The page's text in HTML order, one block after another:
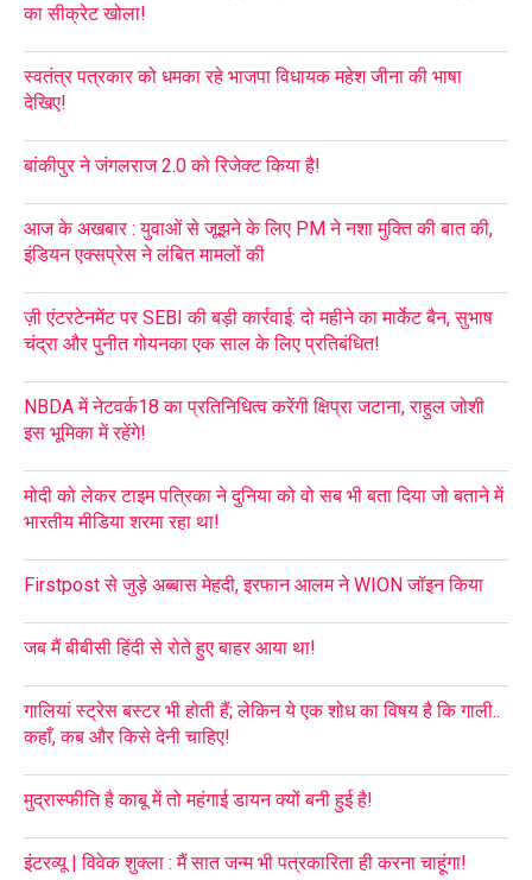
का सीक्रेट खोला!
स्वतंत्र पत्रकार को धमका रहे भाजपा विधायक महेश जीना की भाषा
देखिए!
बांकीपुर ने जंगलराज 2.0 को रिजेक्ट किया है!
आज के अखबार : युवाओं से जूझने के लिए PM ने नशा मुक्ति की बात की,
इंडियन एक्सप्रेस ने लंबित मामलों की
ज़ी एंटरटेनमेंट पर SEBI की बड़ी कार्रवाई: दो महीने का मार्केट बैन, सुभाष
चंद्रा और पुनीत गोयनका एक साल के लिए प्रतिबंधित!
NBDA में नेटवर्क18 का प्रतिनिधित्व करेंगी क्षिप्रा जटाना, राहुल जोशी
इस भूमिका में रहेंगे!
मोदी को लेकर टाइम पत्रिका ने दुनिया को वो सब भी बता दिया जो बताने में
भारतीय मीडिया शरमा रहा था!
Firstpost से जुड़े अब्बास मेहदी, इरफान आलम ने WION जॉइन किया
जब मैं बीबीसी हिंदी से रोते हुए बाहर आया था!
गालियां स्ट्रेस बस्टर भी होती हैं; लेकिन ये एक शोध का विषय है कि गाली..
कहाँ, कब और किसे देनी चाहिए!
मुद्रास्फीति है काबू में तो महंगाई डायन क्यों बनी हुई है!
इंटरव्यू | विवेक शुक्ला : मैं सात जन्म भी पत्रकारिता ही करना चाहूंगा!